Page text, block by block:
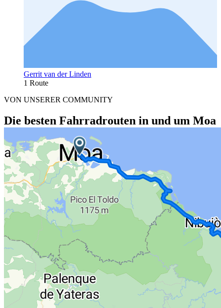
Gerrit van der Linden
1 Route
VON UNSERER COMMUNITY
Die besten Fahrradrouten in und um Moa